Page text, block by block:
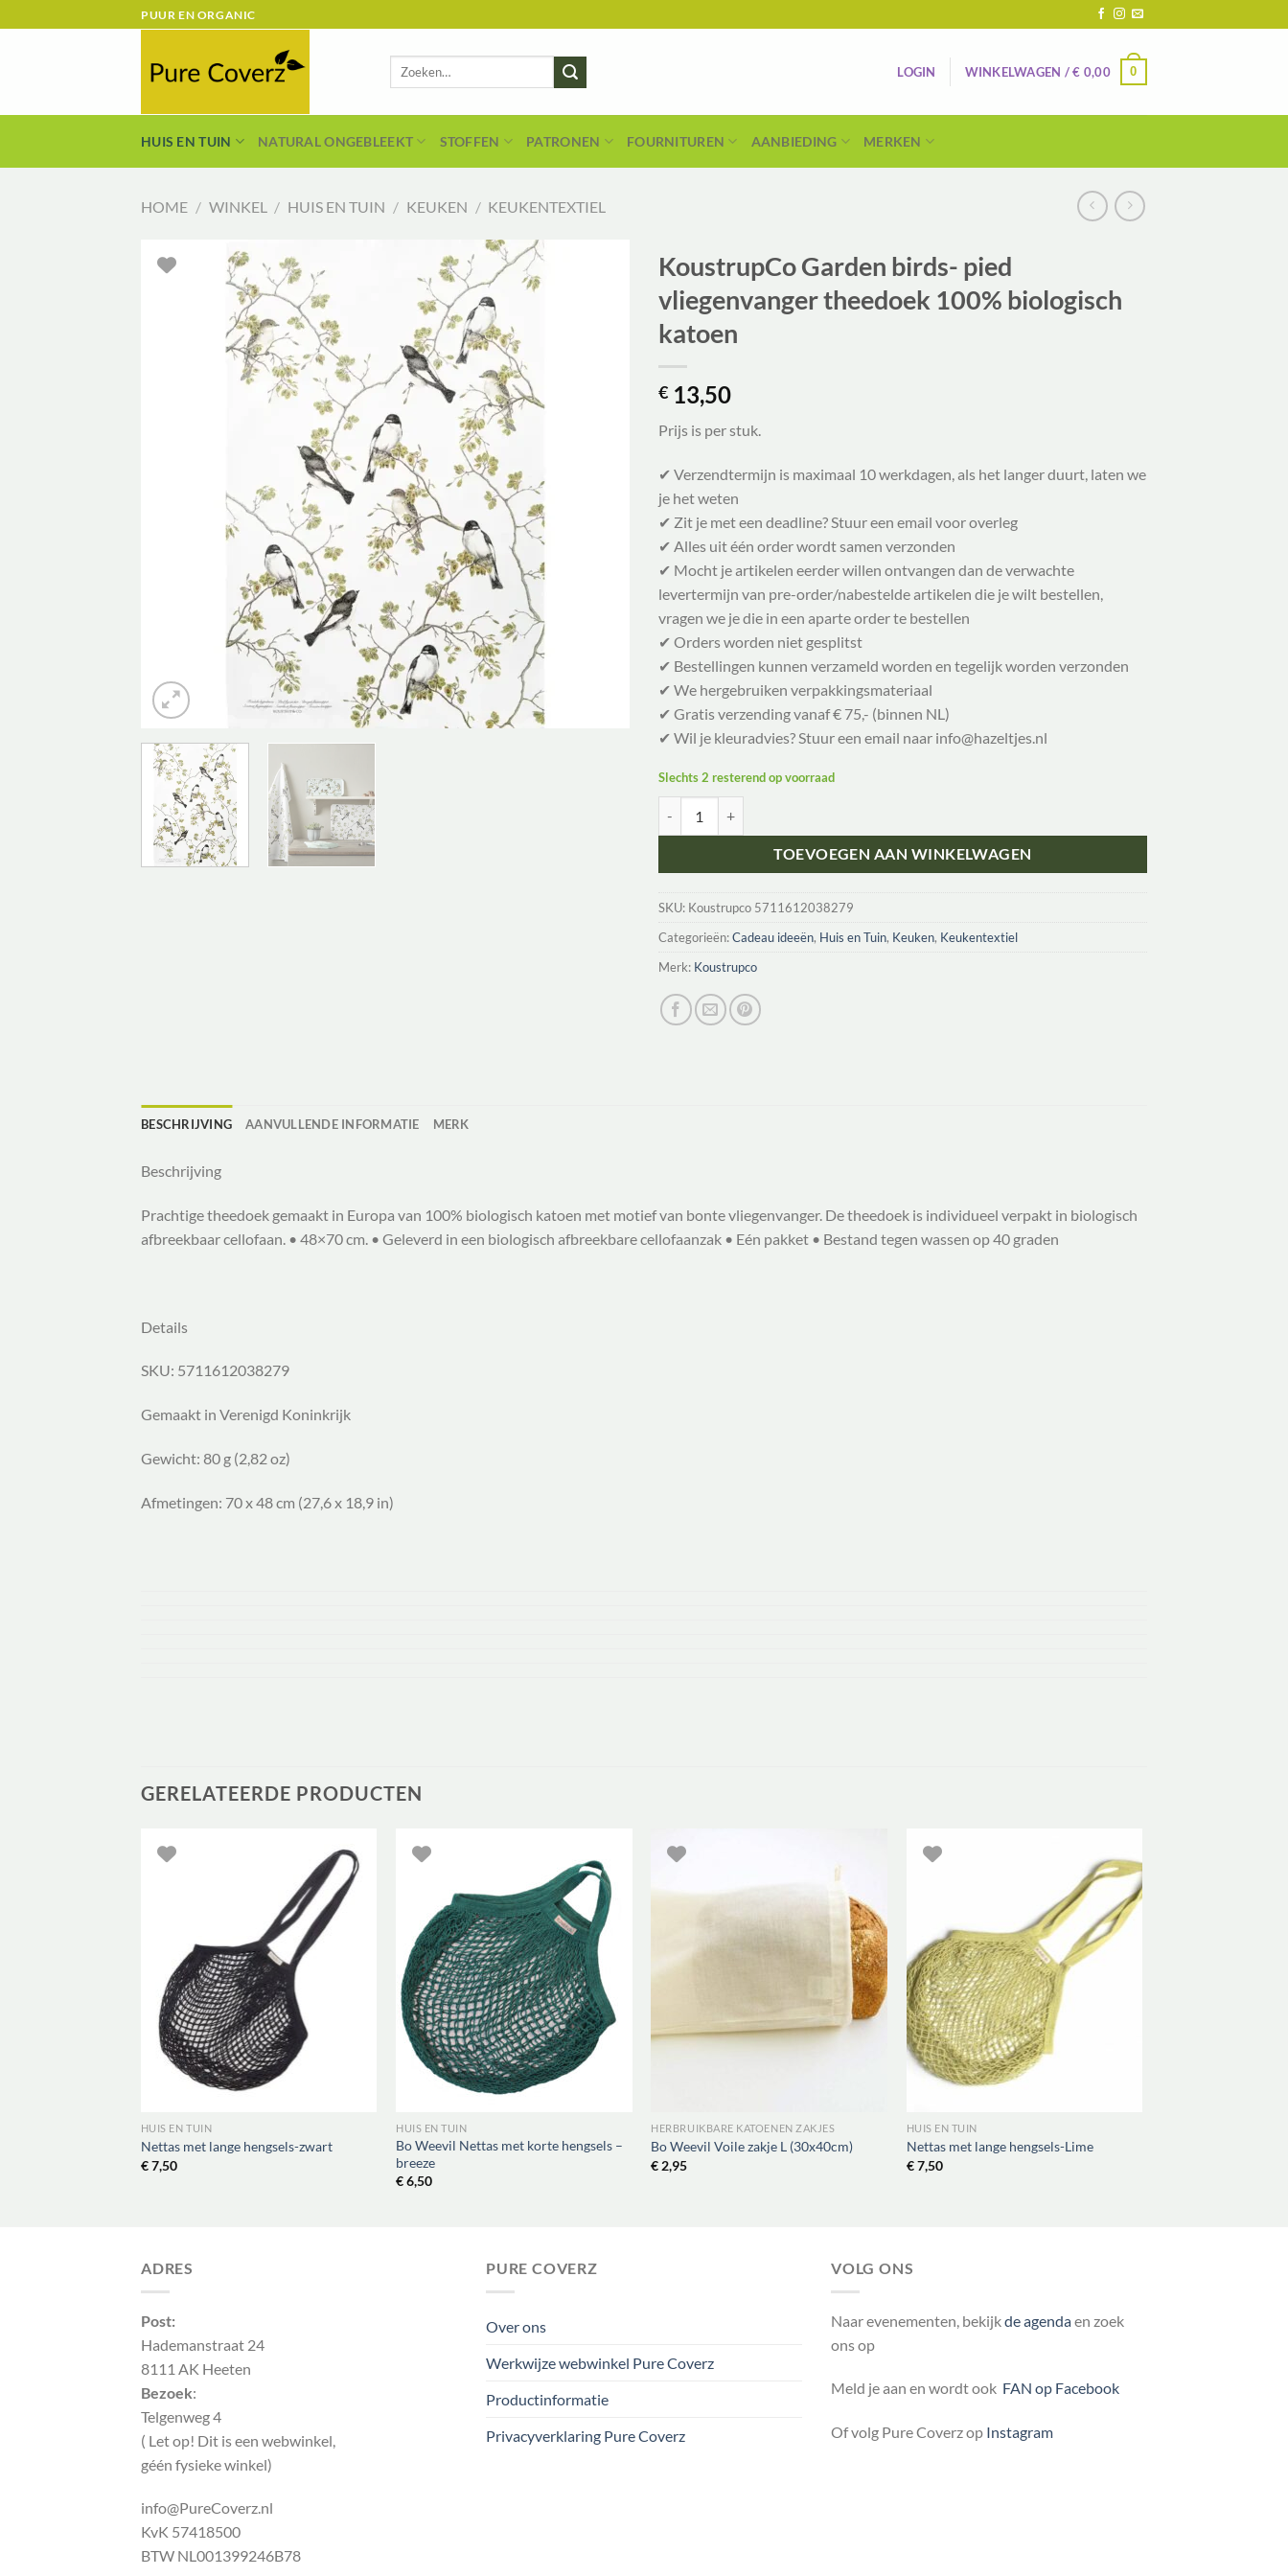
naar
PUUR EN ORGANIC
Zoeken
LOGIN WINKELWAGEN /€ 0,00 0
HUIS EN TUIN NATURAL ONGEBLEEKT STOFFEN PATRONEN FOURNITUREN AANBIEDING MERKEN
HOME / WINKEL / HUIS EN TUIN / KEUKEN / KEUKENTEXTIEL
KoustrupCo Garden birds- pied
vliegenvanger theedoek 100% biologisch
katoen
€ 13,50
Prijs is per stuk.
✔ Verzendtermijn is maximaal 10 werkdagen, als het langer duurt, laten we
je het weten
✔ Zit je met een deadline? Stuur een email voor overleg
✔ Alles uit één order wordt samen verzonden
✔ Mocht je artikelen eerder willen ontvangen dan de verwachte
levertermijn van pre-order/nabestelde artikelen die je wilt bestellen,
vragen we je die in een aparte order te bestellen
✔ Orders worden niet gesplitst
✔ Bestellingen kunnen verzameld worden en tegelijk worden verzonden
✔ We hergebruiken verpakkingsmateriaal
✔ Gratis verzending vanaf € 75,- (binnen NL)
✔ Wil je kleuradvies? Stuur een email naar info@hazeltjes.nl
Slechts 2 resterend op voorraad
TOEVOEGEN AAN WINKELWAGEN
SKU: Koustrupco 5711612038279
Categorieën:Cadeau ideeën, Huis en Tuin, Keuken, Keukentextiel
Merk: Koustrupco
BESCHRIJVING AANVULLENDE INFORMATIE MERK
Beschrijving
Prachtige theedoek gemaakt in Europa van 100% biologisch katoen met motief van bonte vliegenvanger. De theedoek is individueel verpakt in biologisch
afbreekbaar cellofaan. • 48×70 cm. • Geleverd in een biologisch afbreekbare cellofaanzak • Eén pakket • Bestand tegen wassen op 40 graden
Details
SKU: 5711612038279
Gemaakt in Verenigd Koninkrijk
Gewicht: 80 g (2,82 oz)
Afmetingen: 70 x 48 cm (27,6 x 18,9 in)
GERELATEERDE PRODUCTEN
HUIS EN TUIN
Nettas met lange hengsels-zwart
€7,50
HUIS EN TUIN
Bo Weevil Nettas met korte hengsels –
breeze
€6,50
HERBRUIKBARE KATOENEN ZAKJES
Bo Weevil Voile zakje L (30x40cm)
€ 2,95
HUIS EN TUIN
Nettas met lange hengsels-Lime
€7,50
ADRES
Post:
Hademanstraat 24
8111 AK Heeten
Bezoek:
Telgenweg 4
( Let op! Dit is een webwinkel,
géén fysieke winkel)
info@PureCoverz.nl
KvK 57418500
BTW NL001399246B78
PURE COVERZ
Over ons
Werkwijze webwinkel Pure Coverz
Productinformatie
Privacyverklaring Pure Coverz
VOLG ONS
Naar evenementen, bekijkde agendaen zoek
ons op
Meld je aan en wordt ook FAN op Facebook
Of volg Pure Coverz op Instagram